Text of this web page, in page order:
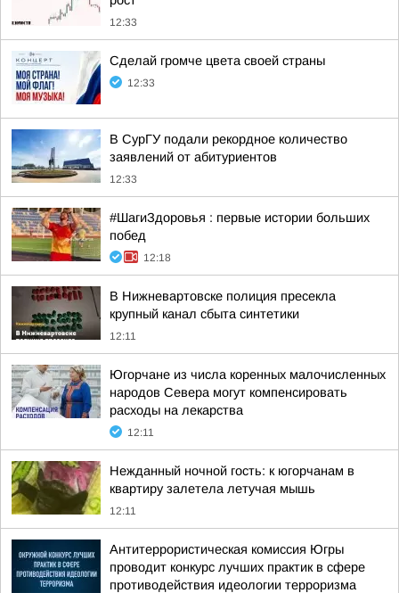
12:33
Сделай громче цвета своей страны
12:33
В СурГУ подали рекордное количество
заявлений от абитуриентов
12:33
#ШагиЗдоровья : первые истории больших
побед
12:18
В Нижневартовске полиция пресекла
крупный канал сбыта синтетики
12:11
Югорчане из числа коренных малочисленных
народов Севера могут компенсировать
расходы на лекарства
12:11
Нежданный ночной гость: к югорчанам в
квартиру залетела летучая мышь
12:11
Антитеррористическая комиссия Югры
проводит конкурс лучших практик в сфере
противодействия идеологии терроризма